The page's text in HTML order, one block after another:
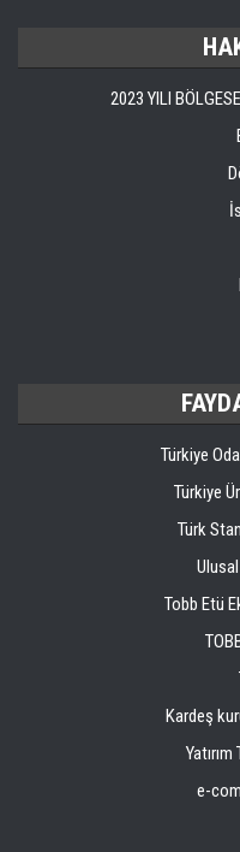
2023 YILI
Türkiye
Türkiye
Türk
Tobb Etü
Kardeş
e-